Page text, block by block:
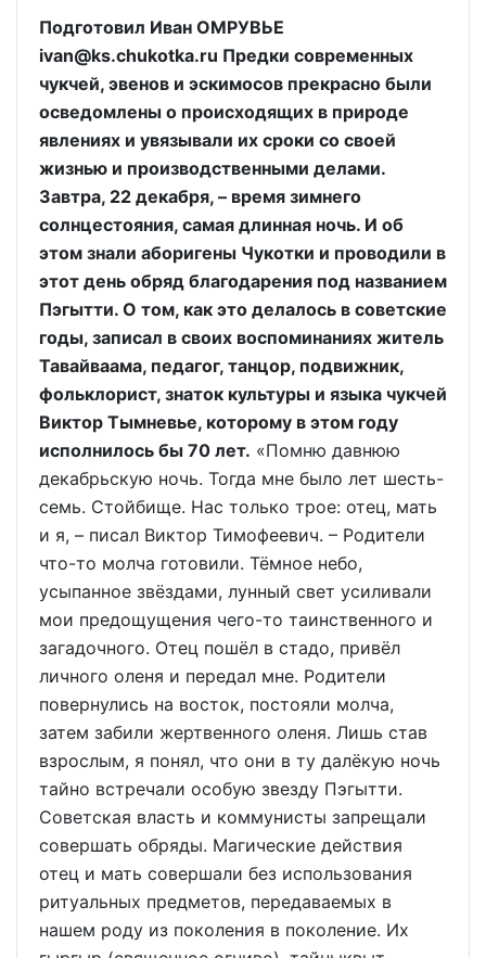
Подготовил Иван ОМРУВЬЕ
ivan@ks.chukotka.ru Предки современных
чукчей, эвенов и эскимосов прекрасно были
осведомлены о происходящих в природе
явлениях и увязывали их сроки со своей
жизнью и производственными делами.
Завтра, 22 декабря, – время зимнего
солнцестояния, самая длинная ночь. И об
этом знали аборигены Чукотки и проводили в
этот день обряд благодарения под названием
Пэгытти. О том, как это делалось в советские
годы, записал в своих воспоминаниях житель
Тавайваама, педагог, танцор, подвижник,
фольклорист, знаток культуры и языка чукчей
Виктор Тымневье, которому в этом году
исполнилось бы 70 лет. «Помню давнюю
декабрьскую ночь. Тогда мне было лет шесть-
семь. Стойбище. Нас только трое: отец, мать
и я, – писал Виктор Тимофеевич. – Родители
что-то молча готовили. Тёмное небо,
усыпанное звёздами, лунный свет усиливали
мои предощущения чего-то таинственного и
загадочного. Отец пошёл в стадо, привёл
личного оленя и передал мне. Родители
повернулись на восток, постояли молча,
затем забили жертвенного оленя. Лишь став
взрослым, я понял, что они в ту далёкую ночь
тайно встречали особую звезду Пэгытти.
Советская власть и коммунисты запрещали
совершать обряды. Магические действия
отец и мать совершали без использования
ритуальных предметов, передаваемых в
нашем роду из поколения в поколение. Их